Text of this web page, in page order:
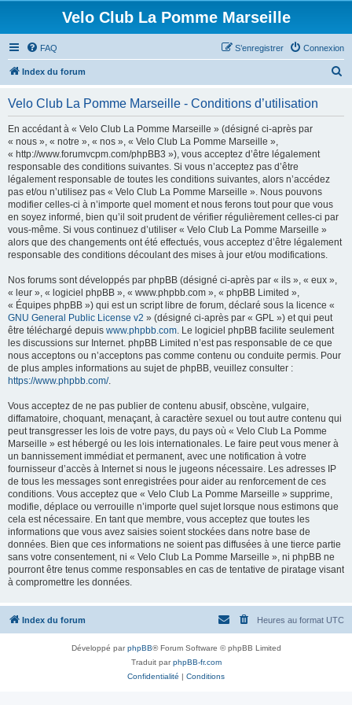
Velo Club La Pomme Marseille
FAQ Connexion
S’enregistrer
Index du forum
Velo Club La Pomme Marseille - Conditions d’utilisation
En accédant à « Velo Club La Pomme Marseille » (désigné ci-après par
« nous », « notre », « nos », « Velo Club La Pomme Marseille »,
« http://www.forumvcpm.com/phpBB3 »), vous acceptez d’être légalement
responsable des conditions suivantes. Si vous n’acceptez pas d’être
légalement responsable de toutes les conditions suivantes, alors n’accédez
pas et/ou n’utilisez pas « Velo Club La Pomme Marseille ». Nous pouvons
modifier celles-ci à n’importe quel moment et nous ferons tout pour que vous
en soyez informé, bien qu’il soit prudent de vérifier régulièrement celles-ci par
vous-même. Si vous continuez d’utiliser « Velo Club La Pomme Marseille »
alors que des changements ont été effectués, vous acceptez d’être légalement
responsable des conditions découlant des mises à jour et/ou modifications.
Nos forums sont développés par phpBB (désigné ci-après par « ils », « eux »,
« leur », « logiciel phpBB », « www.phpbb.com », « phpBB Limited »,
« Équipes phpBB ») qui est un script libre de forum, déclaré sous la licence «
GNU General Public License v2 » (désigné ci-après par « GPL ») et qui peut
être téléchargé depuis www.phpbb.com. Le logiciel phpBB facilite seulement
les discussions sur Internet. phpBB Limited n’est pas responsable de ce que
nous acceptons ou n’acceptons pas comme contenu ou conduite permis. Pour
de plus amples informations au sujet de phpBB, veuillez consulter :
https://www.phpbb.com/.
Vous acceptez de ne pas publier de contenu abusif, obscène, vulgaire,
diffamatoire, choquant, menaçant, à caractère sexuel ou tout autre contenu qui
peut transgresser les lois de votre pays, du pays où « Velo Club La Pomme
Marseille » est hébergé ou les lois internationales. Le faire peut vous mener à
un bannissement immédiat et permanent, avec une notification à votre
fournisseur d’accès à Internet si nous le jugeons nécessaire. Les adresses IP
de tous les messages sont enregistrées pour aider au renforcement de ces
conditions. Vous acceptez que « Velo Club La Pomme Marseille » supprime,
modifie, déplace ou verrouille n’importe quel sujet lorsque nous estimons que
cela est nécessaire. En tant que membre, vous acceptez que toutes les
informations que vous avez saisies soient stockées dans notre base de
données. Bien que ces informations ne soient pas diffusées à une tierce partie
sans votre consentement, ni « Velo Club La Pomme Marseille », ni phpBB ne
pourront être tenus comme responsables en cas de tentative de piratage visant
à compromettre les données.
Index du forum Heures au format UTC
Développé parphpBB® Forum Software © phpBB Limited
Traduit parphpBB-fr.com
Confidentialité | Conditions